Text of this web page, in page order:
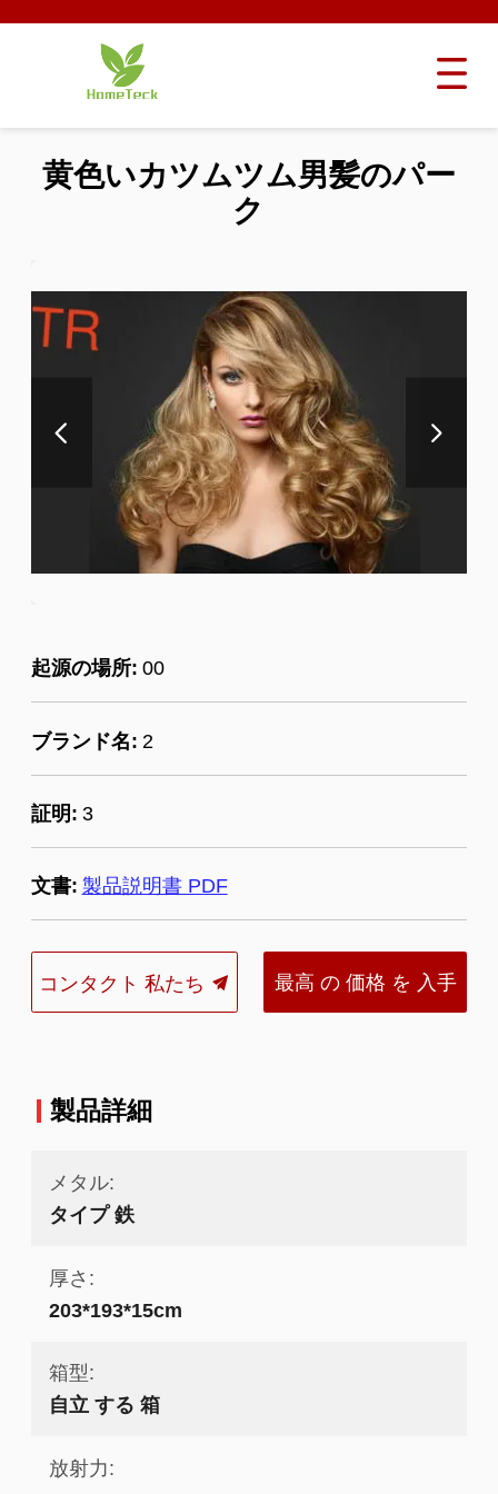
起源の場所: 00
ブランド名: 2
証明: 3
文書: 製品説明書 PDF
コンタクト 私たち 最高 の 価格 を 入手
黄色いカツムツム男髪のパー
ク
製品詳細
メタル:
タイプ 鉄
厚さ:
203*193*15cm
箱型:
自立 する 箱
放射力: